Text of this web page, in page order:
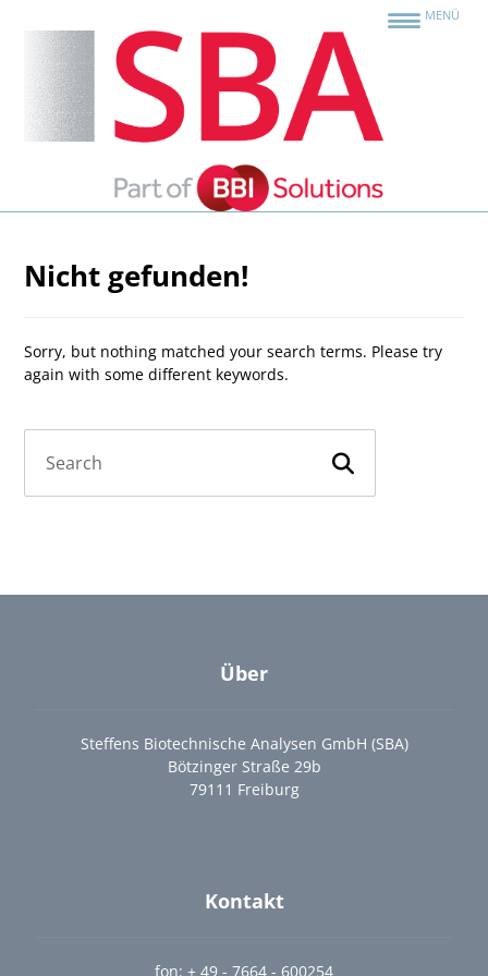
MENÜ
Nicht gefunden!
Sorry, but nothing matched your search terms. Please try
again with some different keywords.
Über
Steffens Biotechnische Analysen GmbH (SBA)
Bötzinger Straße 29b
79111 Freiburg
Kontakt
fon: + 49 - 7664 - 600254